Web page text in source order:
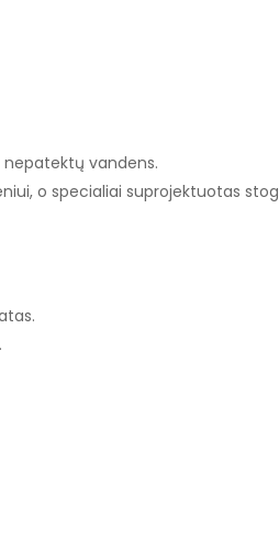
vandens.
o specialiai suprojektuotas